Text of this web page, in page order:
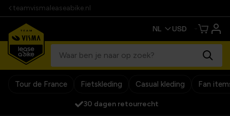
teamvismaleaseabike.nl
Tour de France Fietskleding Casual kleding Fan
30 dagen retourrecht